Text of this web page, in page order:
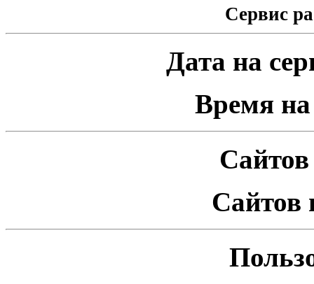
Сервис
Дата на
Время на
Сайтов